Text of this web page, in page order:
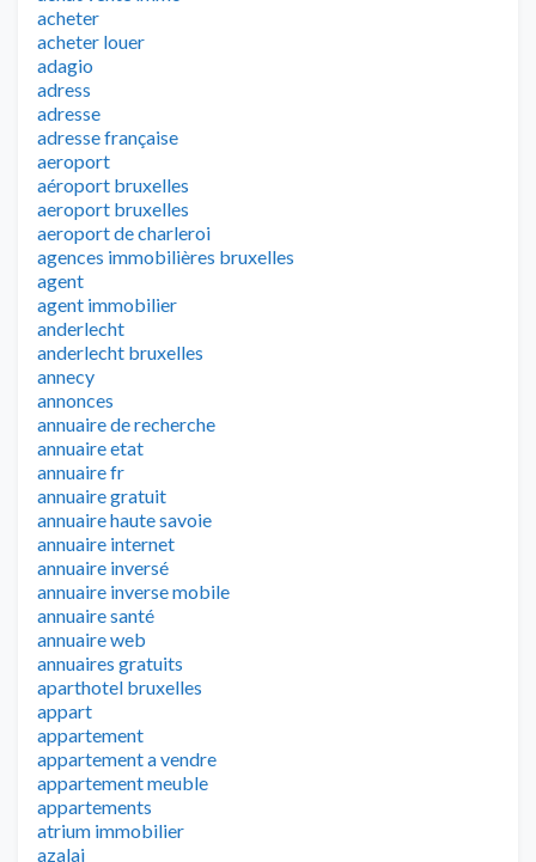
acheter
acheter louer
adagio
adress
adresse
adresse française
aeroport
aéroport bruxelles
aeroport bruxelles
aeroport de charleroi
agences immobilières bruxelles
agent
agent immobilier
anderlecht
anderlecht bruxelles
annecy
annonces
annuaire de recherche
annuaire etat
annuaire fr
annuaire gratuit
annuaire haute savoie
annuaire internet
annuaire inversé
annuaire inverse mobile
annuaire santé
annuaire web
annuaires gratuits
aparthotel bruxelles
appart
appartement
appartement a vendre
appartement meuble
appartements
atrium immobilier
azalai